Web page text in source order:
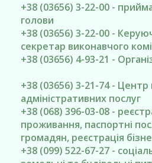
+38 (03656) 3-22-00 -
голови
+38 (03656) 3-22-00 -
секретар виконавчого
+38 (03656) 4-93-21 -
+38 (03656) 3-21-74 - Центр
адміністративних послуг
+38 (068) 396-03-08 -
проживання, паспортні
громадян, реєстрація
+38 (099) 522-67-27 -